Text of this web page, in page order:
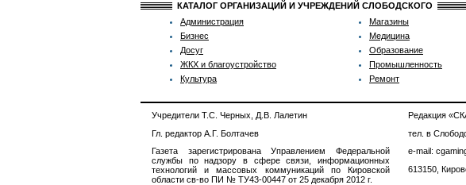
КАТАЛОГ ОРГАНИЗАЦИЙ И УЧРЕЖДЕНИЙ СЛОБОДСКОГО
Администрация
Бизнес
Досуг
ЖКХ и благоустройство
Культура
Магазины
Медицина
Образование
Промышленность
Ремонт
Учредители Т.С. Черных, Д.В. Лалетин
Гл. редактор А.Г. Болтачев
Газета зарегистрирована Управлением Федеральной
службы по надзору в сфере связи, информационных
технологий и массовых коммуникаций по Кировской
области св-во ПИ № ТУ43-00447 от 25 декабря 2012 г.
Редакция
тел. в
e-mail:
613150,